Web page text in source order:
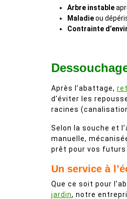
Arbre instable
Maladieou
Contrainte
Après l’abattage,
d’éviter les
racines
Selon la souche et
manuelle,
prêt pour vos futurs
Un service à
Que ce soit pour
jardin, notre